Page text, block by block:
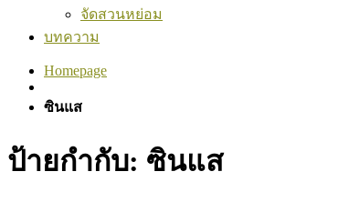
จัดสวนหย่อม
บทความ
Homepage
ซินแส
ป้ายกำกับ: ซินแส